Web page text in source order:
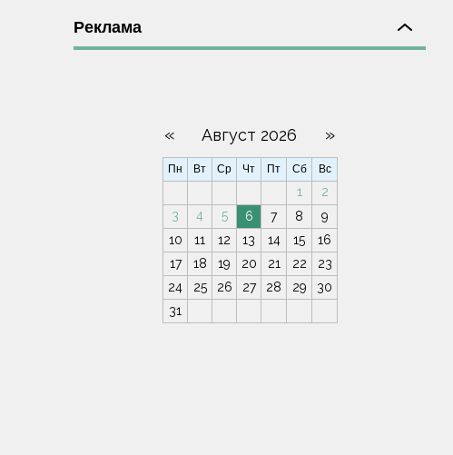
Реклама
« Август 2026 »
Пн Вт Ср Чт Пт Сб Вс
1
2
3
4 5 6 7 8
9
10
11 12 13 14 15
16
17
18 19 20 21 22
23
24
25 26 27 28 29
30
31